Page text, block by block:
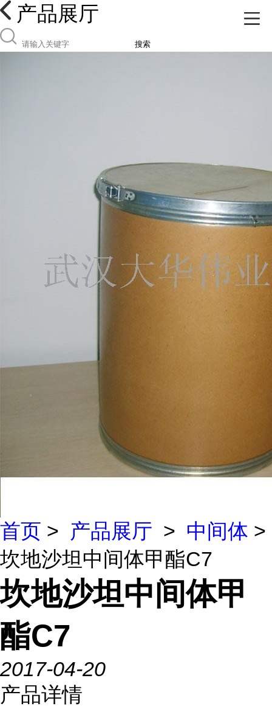
产品展厅
搜索
首页 > 产品展厅 > 中间体 >
坎地沙坦中间体甲酯C7
坎地沙坦中间体甲
酯C7
2017-04-20
产品详情